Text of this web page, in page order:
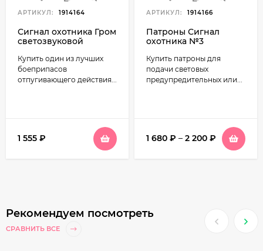
АРТИКУЛ: 1914164
Сигнал охотника Гром
светозвуковой
Купить один из лучших
боеприпасов
отпугивающего действия...
1 555 ₽
АРТИКУЛ: 1914166
Патроны Сигнал
охотника №3
Купить патроны для
подачи световых
предупредительных или...
1 680 ₽ – 2 200 ₽
Рекомендуем посмотреть
СРАВНИТЬ ВСЕ